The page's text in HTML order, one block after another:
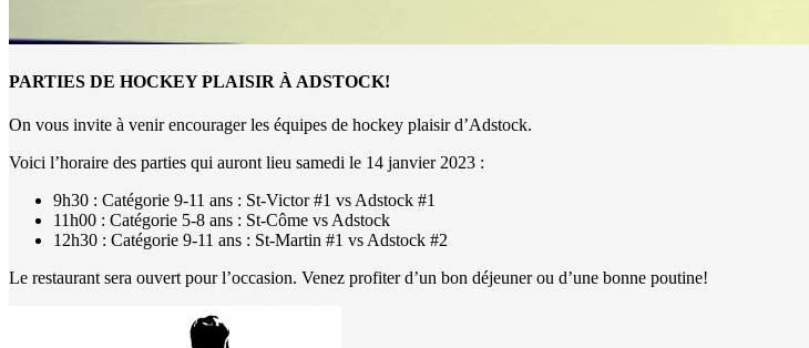
PARTIES DE HOCKEY PLAISIR À ADSTOCK!
On vous invite à venir encourager les équipes de hockey plaisir d’Adstock.
Voici l’horaire des parties qui auront lieu samedi le 14 janvier 2023 :
9h30 : Catégorie 9-11 ans : St-Victor #1 vs Adstock #1
11h00 : Catégorie 5-8 ans : St-Côme vs Adstock
12h30 : Catégorie 9-11 ans : St-Martin #1 vs Adstock #2
Le restaurant sera ouvert pour l’occasion. Venez profiter d’un bon déjeuner ou d’une bonne poutine!